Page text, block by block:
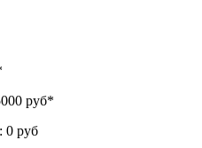
руб*
0 руб